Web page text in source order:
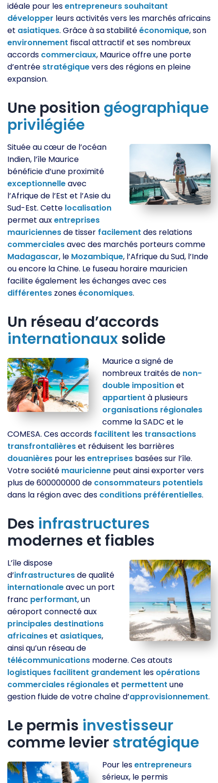
idéale pour lesentrepreneurs souhaitant
développer leurs activités vers les marchés africains
et asiatiques. Grâce à sa stabilitééconomique, son
environnement fiscal attractif et ses nombreux
accords commerciaux, Maurice offre une porte
d’entrée stratégiquevers des régions en pleine
expansion.
Une position géographique
privilégiée
Située au cœur de l’océan
Indien, l’île Maurice
bénéficie d’une proximité
exceptionnelleavec
l’Afrique de l’Est et l’Asie du
Sud-Est. Cette localisation
permet auxentreprises
mauriciennesde tisser facilement des relations
commercialesavec des marchés porteurs comme
Madagascar, le Mozambique, l’Afrique du Sud, l’Inde
ou encore la Chine. Le fuseau horaire mauricien
facilite également les échanges avec ces
différentes zoneséconomiques.
Un réseau d’accords
internationauxsolide
Maurice a signé de
nombreux traités de non-
double impositionet
appartient à plusieurs
organisations régionales
comme la SADC et le
COMESA. Ces accords facilitent les transactions
transfrontalièreset réduisent les barrières
douanières pour lesentreprises basées sur l’île.
Votre société mauricienne peut ainsi exporter vers
plus de 600000000 de consommateurs potentiels
dans la région avec des conditions préférentielles.
Des infrastructures
modernes et fiables
L’île dispose
d’infrastructuresde qualité
internationaleavec un port
franc performant, un
aéroport connecté aux
principales destinations
africaineset asiatiques,
ainsi qu’un réseau de
télécommunications moderne. Ces atouts
logistiques facilitent grandement les opérations
commerciales régionaleset permettent une
gestion fluide de votre chaîne d’approvisionnement.
Le permis investisseur
comme levierstratégique
Pour lesentrepreneurs
sérieux, le permis